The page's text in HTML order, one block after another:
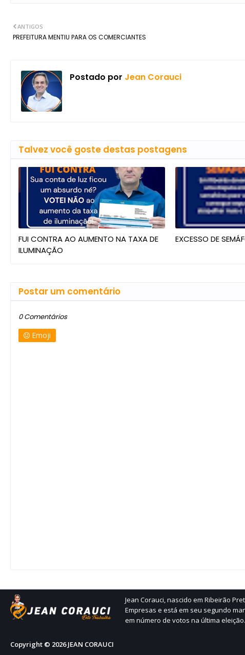
ANTIGOS
PREFEITURA MENTIU PARA OS COMERCIANTES
Postado por Jean Corauci
Talvez você goste destas postagens
FUI CONTRA AO AUMENTO NA TAXA DE
ILUMINAÇÃO
EXCESSO DE
Postar um comentário
0 Comentários
Emoji
Jean Corauci, nascido em Ribeirão
Empresas e está em seu segundo
em número de votos na última eleição.
Copyright © 2026JEAN CORAUCI